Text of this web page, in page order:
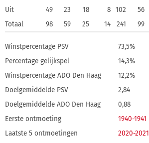
Uit
49 23 18 8 102
56
Totaal
98 59 25 14 241 99
Winstpercentage PSV
73,5%
Percentage gelijkspel
14,3%
Winstpercentage ADO Den Haag
12,2%
Doelgemiddelde PSV
2,84
Doelgemiddelde ADO Den Haag
0,88
Eerste ontmoeting
1940-1941
Laatste 5 ontmoetingen
2020-2021